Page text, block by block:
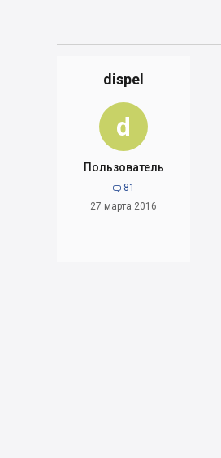
dispel
d
Пользователь
 81
27 марта 2016